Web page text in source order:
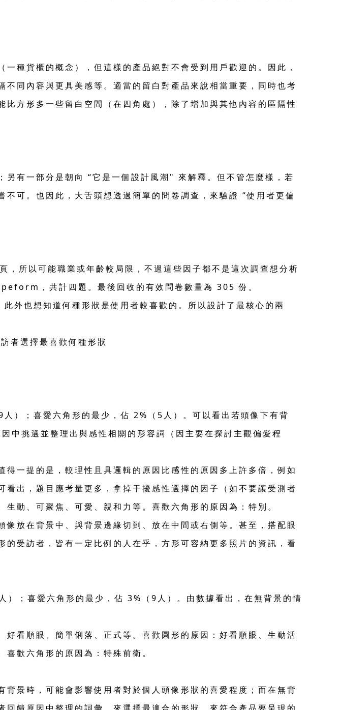
種貨櫃的概念），但這樣的產品絕對不會受到用戶歡迎的。因此，
同內容與更具美感等。適當的留白對產品來說相當重要，同時也考
方形多一些留白空間（在四角處），除了增加與其他內容的區隔性
有一部分是朝向 “它是一個設計風潮" 來解釋。但不管怎麼樣，若
可。也因此，大舌頭想透過簡單的問卷調查，來驗證 “使用者更偏
所以可能職業或年齡較局限，不過這些因子都不是這次調查想分析
，共計四題。最後回收的有效問卷數量為 305 份。
外也想知道何種形狀是使用者較喜歡的。所以設計了最核心的兩
者選擇最喜歡何種形狀
）；喜愛六角形的最少，佔 2%（5人）。可以看出若頭像下有背
中挑選並整理出與感性相關的形容詞（因主要在探討主觀偏愛程
一提的是，較理性且具邏輯的原因比感性的原因多上許多倍，例如
出，題目應考量更多，拿掉干擾感性選擇的因子（如不要讓受測者
動、可聚焦、可愛、親和力等。喜歡六角形的原因為：特別。
放在背景中、與背景邊緣切到、放在中間或右側等。甚至，搭配眼
受訪者，皆有一定比例的人在乎，方形可容納更多照片的資訊，看
；喜愛六角形的最少，佔 3%（9人）。由數據看出，在無背景的情
看順眼、簡單俐落、正式等。喜歡圓形的原因：好看順眼、生動活
歡六角形的原因為：特殊前衛。
景時，可能會影響使用者對於個人頭像形狀的喜愛程度；而在無背